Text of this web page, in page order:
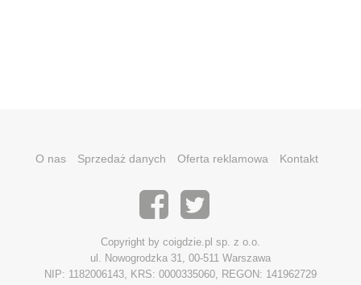
O nas Sprzedaż danych Oferta reklamowa Kontakt
Copyright by coigdzie.pl sp. z o.o.
ul. Nowogrodzka 31, 00-511 Warszawa
NIP: 1182006143, KRS: 0000335060, REGON: 141962729